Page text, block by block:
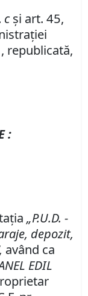
cşi art. 45,
republicată,
:
„P.U.D. -
depozit,
având ca
EDIL